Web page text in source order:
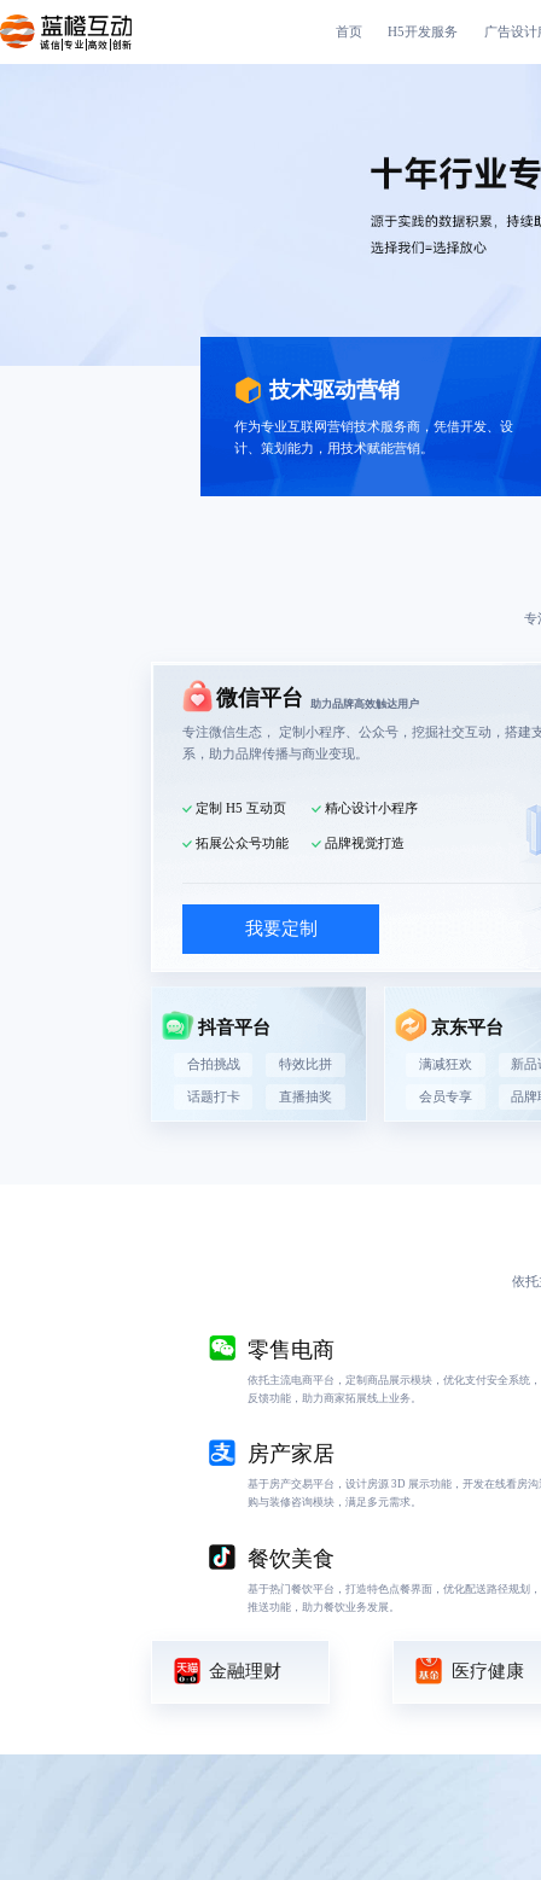
诚信|专业|高效|创新
首页 H5开发服务 广告设计
技术驱动营销
作为专业互联网营销技术服务商，凭借开发、设
计、策划能力，用技术赋能营销。
专
微信平台 助力品牌高效触达用户
专注微信生态， 定制小程序 、公众号，挖掘社交互动，搭建
系，助力品牌传播与商业变现。
定制 H5 互动页 精心设计小程序
拓展公众号功能 品牌视觉打造
我要定制
抖音平台
合拍挑战 特效比拼
话题打卡 直播抽奖
京东平台
满减狂欢 新品
会员专享 品牌
依托
零售电商
依托主流电商平台，定制商品展示模块，优化支付安全系统
反馈功能，助力商家拓展线上业务。
房产家居
基于房产交易平台，设计房源 3D 展示功能，开发在线看房
购与装修咨询模块，满足多元需求。
餐饮美食
基于热门餐饮平台，打造特色点餐界面，优化配送路径规划
推送功能，助力餐饮业务发展。
金融理财 医疗健康